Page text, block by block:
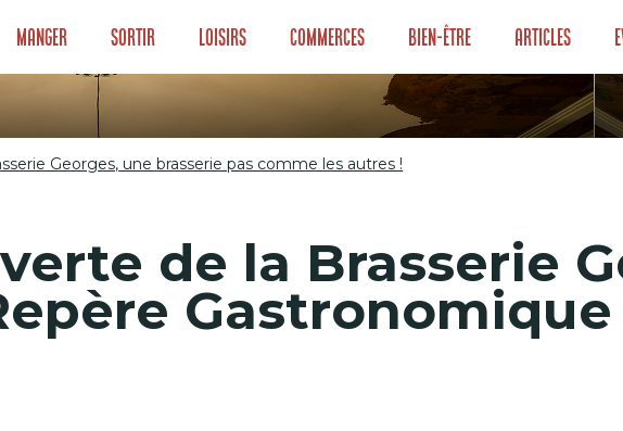
Manger Sortir Loisirs Commerces Bien-être Articles
une
Georges, une brasserie pas comme les autres !
de la Brasserie